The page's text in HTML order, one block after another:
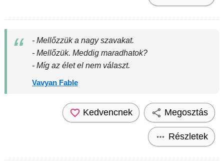
- Mellőzzük a nagy szavakat.
- Mellőzük. Meddig maradhatok?
- Míg az élet el nem választ.
Vavyan Fable
Kedvencnek Megosztás
Részletek